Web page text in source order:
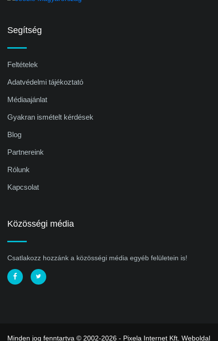
Segítség
Feltételek
Adatvédelmi tájékoztató
Médiaajánlat
Gyakran ismételt kérdések
Blog
Partnereink
Rólunk
Kapcsolat
Közösségi média
Csatlakozz hozzánk a közösségi média egyéb felületein is!
Minden jog fenntartva © 2002-2026 - Pixela Internet Kft. Weboldal